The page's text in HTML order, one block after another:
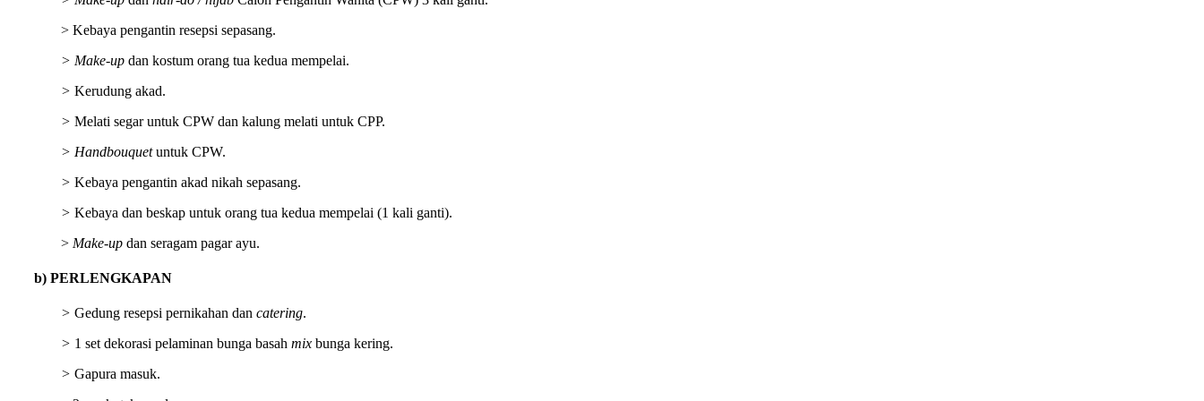
> Kebaya pengantin resepsi sepasang.
> Make-up dan kostum orang tua kedua mempelai.
> Kerudung akad.
> Melati segar untuk CPW dan kalung melati untuk CPP.
> Handbouquetuntuk CPW.
> Kebaya pengantin akad nikah sepasang.
> Kebaya dan beskap untuk orang tua kedua mempelai (1 kali ganti).
> Make-up dan seragam pagar ayu.
b) PERLENGKAPAN
> Gedung resepsi pernikahan dan catering.
> 1 set dekorasi pelaminan bunga basah mix bunga kering.
> Gapura masuk.